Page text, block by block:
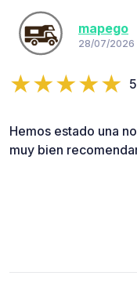
mapego
28/07/2026
Hemos estado una
muy bien